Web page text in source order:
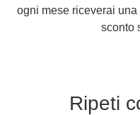
ogni mese riceverai
sconto
Ripeti